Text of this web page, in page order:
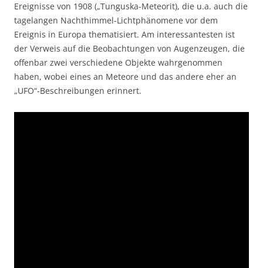
Ereignisse von 1908 („Tunguska-Meteorit), die u.a. auch die
tagelangen Nachthimmel-Lichtphänomene vor dem
Ereignis in Europa thematisiert. Am interessantesten ist
der Verweis auf die Beobachtungen von Augenzeugen, die
offenbar zwei verschiedene Objekte wahrgenommen
haben, wobei eines an Meteore und das andere eher an
„UFO“-Beschreibungen erinnert.